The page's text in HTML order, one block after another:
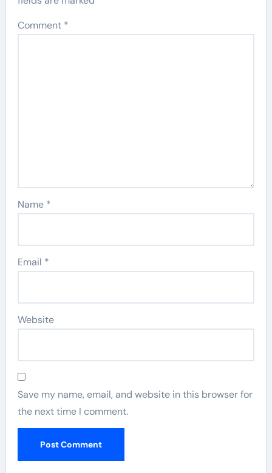
Comment *
Name *
Email *
Website
Save my name, email, and website in this browser for
the next time I comment.